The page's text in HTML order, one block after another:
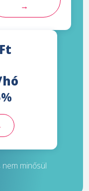
→
hó
minősül